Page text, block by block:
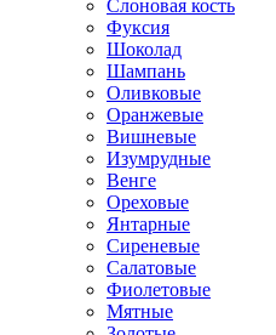
Слоновая кость
Фуксия
Шоколад
Шампань
Оливковые
Оранжевые
Вишневые
Изумрудные
Венге
Ореховые
Янтарные
Сиреневые
Салатовые
Фиолетовые
Мятные